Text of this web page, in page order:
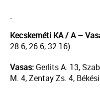
Kecskeméti KA / A –
28-6, 26-6, 32-16)
Vasas: Gerlits A. 13,
M. 4, Zentay Zs. 4,